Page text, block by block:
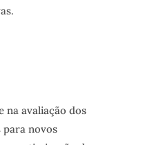
na avaliação dos
para novos